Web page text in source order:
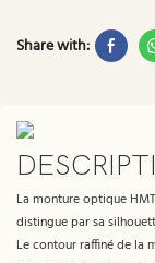
Share with:
La monture optique
distingue par sa
Le contour raffiné de la